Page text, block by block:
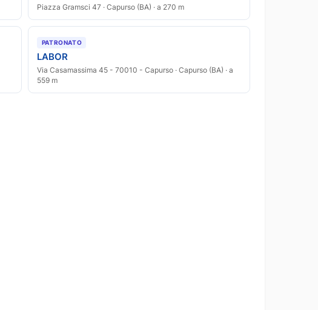
Piazza Gramsci 47 · Capurso (BA) · a 270 m
PATRONATO
LABOR
Via Casamassima 45 - 70010 - Capurso · Capurso (BA) · a
559 m